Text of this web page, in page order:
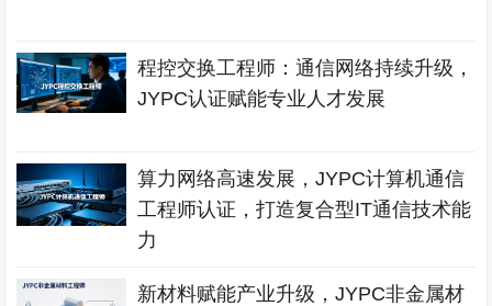
程控交换工程师：通信网络持续升级，
JYPC认证赋能专业人才发展
算力网络高速发展，JYPC计算机通信
工程师认证，打造复合型IT通信技术能
力
新材料赋能产业升级，JYPC非金属材